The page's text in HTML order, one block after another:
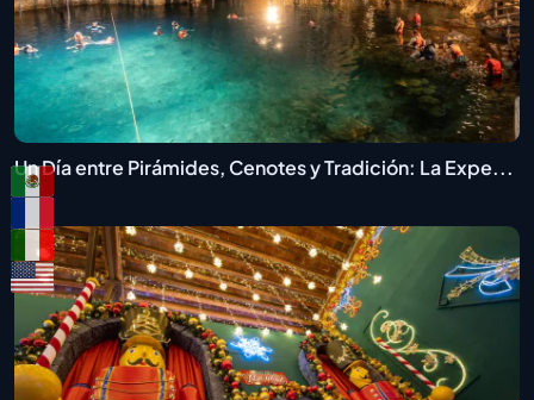
Un Día entre Pirámides, Cenotes y Tradición: La Expe...